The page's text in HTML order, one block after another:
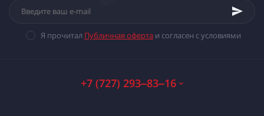
Я прочитал Публичная оферта и согласен с условиями
+7 (727) 293‒83‒16